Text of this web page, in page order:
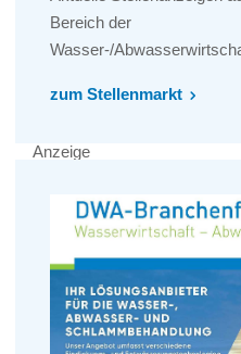
Bereich der
Wasser-/
zum Stellenmarkt
Anzeige